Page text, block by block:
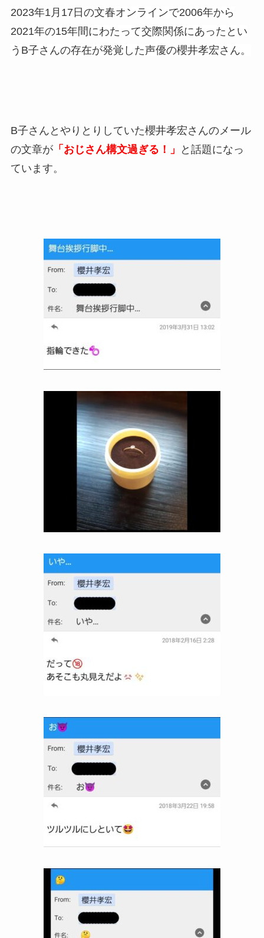
2023年1月17日の文春オンラインで2006年から
2021年の15年間にわたって交際関係にあったとい
うB子さんの存在が発覚した声優の櫻井孝宏さん。
B子さんとやりとりしていた櫻井孝宏さんのメール
の文章が「おじさん構文過ぎる！」
と話題になっ
ています。